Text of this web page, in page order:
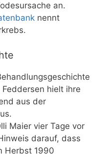
an.
nennt
hielt ihre
aus der
Maier vier Tage vor
darauf, dass
Herbst 1990